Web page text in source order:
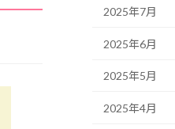
2025年7月
2025年6月
2025年5月
2025年4月